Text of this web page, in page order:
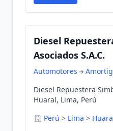
Diesel
Asociados S.A.C.
Automotores
Diesel Repuestera
Huaral, Lima, Perú
Perú > Lima >